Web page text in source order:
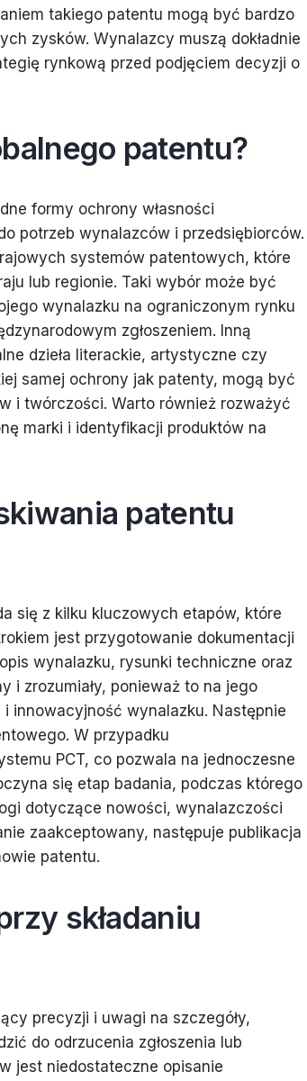
takiego patentu mogą być bardzo
zysków. Wynalazcy muszą dokładnie
rynkową przed podjęciem decyzji o
patentu?
formy ochrony własności
potrzeb wynalazców i przedsiębiorców.
systemów patentowych, które
lub regionie. Taki wybór może być
wynalazku na ograniczonym rynku
zgłoszeniem. Inną
dzieła literackie, artystyczne czy
samej ochrony jak patenty, mogą być
i twórczości. Warto również rozważyć
marki i identyfikacji produktów na
patentu
się z kilku kluczowych etapów, które
jest przygotowanie dokumentacji
wynalazku, rysunki techniczne oraz
i zrozumiały, ponieważ to na jego
innowacyjność wynalazku. Następnie
W przypadku
PCT, co pozwala na jednoczesne
się etap badania, podczas którego
dotyczące nowości, wynalazczości
zaakceptowany, następuje publikacja
patentu.
składaniu
precyzji i uwagi na szczegóły,
do odrzucenia zgłoszenia lub
jest niedostateczne opisanie